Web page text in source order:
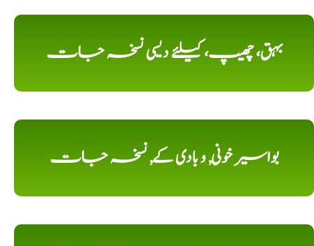
بہق، چھیپ، کیلئے دیسی نسخہ جات
بواسیر خونی, و بادی کے, نسخہ جات